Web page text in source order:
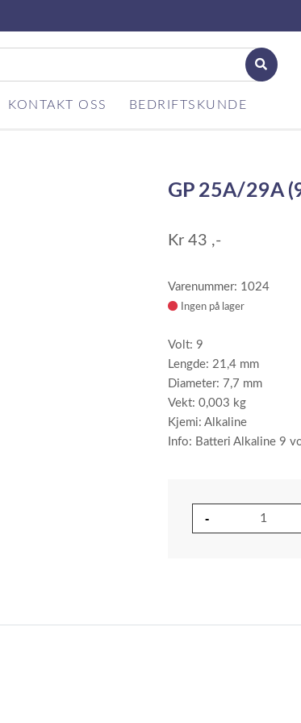
KONTAKT OSS BEDRIFTSKUNDE
GP 25A/29A
Kr43 ,-
Varenummer: 1024
Ingen på lager
Volt: 9
Lengde: 21,4 mm
Diameter: 7,7 mm
Vekt: 0,003 kg
Kjemi: Alkaline
Info: Batteri Alkaline 9